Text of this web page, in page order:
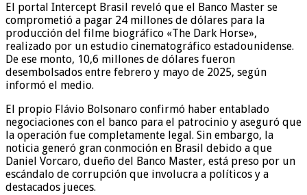
El portal Intercept Brasil reveló que el Banco Master se
comprometió a pagar 24 millones de dólares para la
producción del filme biográfico «The Dark Horse»,
realizado por un estudio cinematográfico estadounidense.
De ese monto, 10,6 millones de dólares fueron
desembolsados entre febrero y mayo de 2025, según
informó el medio.
El propio Flávio Bolsonaro confirmó haber entablado
negociaciones con el banco para el patrocinio y aseguró que
la operación fue completamente legal. Sin embargo, la
noticia generó gran conmoción en Brasil debido a que
Daniel Vorcaro, dueño del Banco Master, está preso por un
escándalo de corrupción que involucra a políticos y a
destacados jueces.